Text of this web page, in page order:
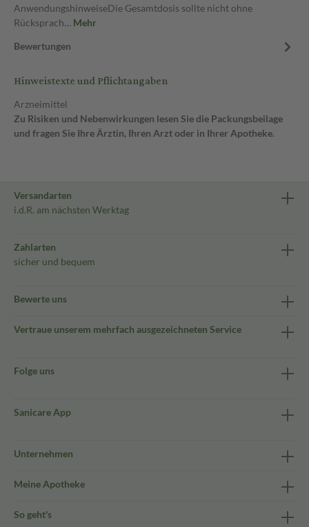
AnwendungshinweiseDie Gesamtdosis sollte nicht ohne
Rücksprach… Mehr
Bewertungen
Hinweistexte und Pflichtangaben
Arzneimittel
Zu Risiken und Nebenwirkungen lesen Sie die Packungsbeilage
und fragen Sie Ihre Ärztin, Ihren Arzt oder in Ihrer Apotheke.
Versandarten
i.d.R. am nächsten Werktag
Zahlarten
sicher und bequem
Bewerte uns
Vertraue unserem mehrfach ausgezeichneten Service
Folge uns
Sanicare App
Unternehmen
Meine Apotheke
So geht's